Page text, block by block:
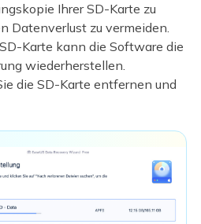
Ihrer SD-Karte zu
Datenverlust zu vermeiden.
Karte kann die Software die
wiederherstellen.
die SD-Karte entfernen und